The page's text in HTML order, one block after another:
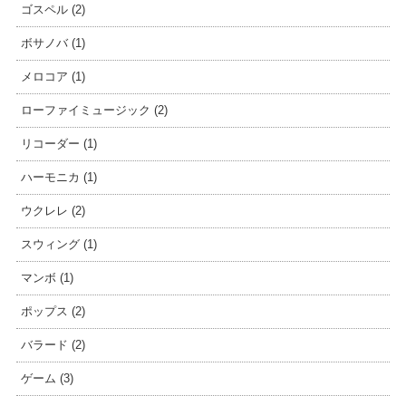
ゴスペル (2)
ボサノバ (1)
メロコア (1)
ローファイミュージック (2)
リコーダー (1)
ハーモニカ (1)
ウクレレ (2)
スウィング (1)
マンボ (1)
ポップス (2)
バラード (2)
ゲーム (3)